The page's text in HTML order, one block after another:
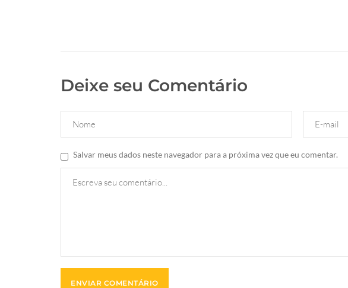
Deixe seu Comentário
Salvar meus dados neste navegador para a próxima vez que eu comentar.